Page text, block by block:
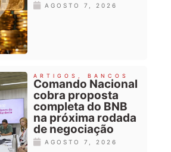
AGOSTO 7, 2026
ARTIGOS BANCOS
Comando Nacional
cobra proposta
completa do BNB
na próxima rodada
de negociação
AGOSTO 7, 2026